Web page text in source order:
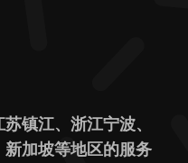
镇江、浙江宁波、
加坡等地区的服务